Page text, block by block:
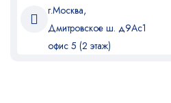
г.Москва,
Дмитровское ш. д9Ас1
офис 5 (2 этаж)